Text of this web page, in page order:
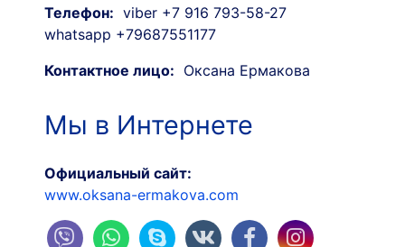
Телефон: viber +7 916 793-58-27
whatsapp +79687551177
Контактное лицо: Оксана Ермакова
Мы в Интернете
Официальный сайт:
www.oksana-ermakova.com